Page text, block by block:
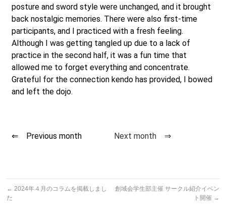
posture and sword style were unchanged, and it brought
back nostalgic memories. There were also first-time
participants, and I practiced with a fresh feeling.
Although I was getting tangled up due to a lack of
practice in the second half, it was a fun time that
allowed me to forget everything and concentrate.
Grateful for the connection kendo has provided, I bowed
and left the dojo.
⇐ Previous month Next month ⇒
← 2024年４月のコラムを掲載しまし
た
創域会学生部主催 サークル紹介イベン
ト開催 →